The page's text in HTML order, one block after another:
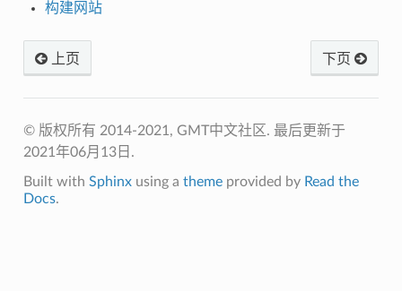
构建网站
下页
上页
© 版权所有 2014-2021, GMT中文社区. 最后更新于
2021年06月13日.
Built with Sphinxusing a themeprovided by Read the
Docs.